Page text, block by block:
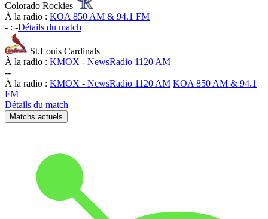
Colorado Rockies
À la radio : KOA 850 AM & 94.1 FM
- : -Détails du match
St.Louis Cardinals
À la radio : KMOX - NewsRadio 1120 AM
--
À la radio : KMOX - NewsRadio 1120 AM KOA 850 AM & 94.1
FM
Détails du match
Matchs actuels